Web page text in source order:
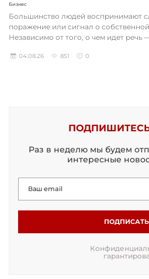
Бизнес
Большинство людей воспринимают
поражение или сигнал о
Независимо от того, о чем идет речь —
04.08.26 851 0
Раз в неделю мы будем
интересные